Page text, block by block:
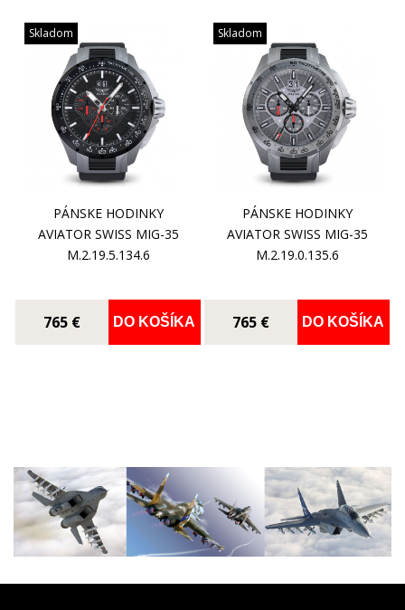
Skladom
PÁNSKE HODINKY
AVIATOR SWISS MIG-35
M.2.19.5.134.6
765 € DO KOŠÍKA
Skladom
PÁNSKE HODINKY
AVIATOR SWISS MIG-35
M.2.19.0.135.6
765 € DO KOŠÍKA